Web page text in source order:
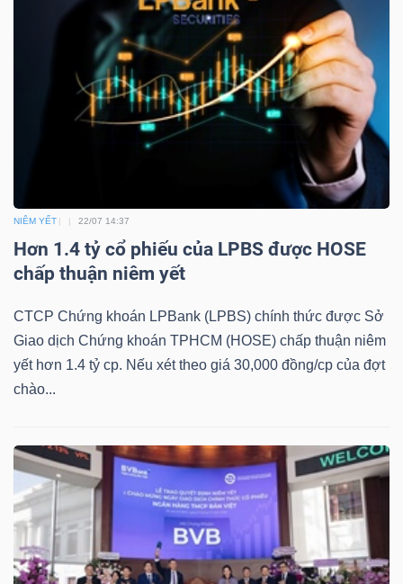
NIÊM YẾT 22/07 14:37
Hơn 1.4 tỷ cổ phiếu của LPBS được HOSE
chấp thuận niêm yết
CTCP Chứng khoán LPBank (LPBS) chính thức được Sở
Giao dịch Chứng khoán TPHCM (HOSE) chấp thuận niêm
yết hơn 1.4 tỷ cp. Nếu xét theo giá 30,000 đồng/cp của đợt
chào...
khoán
Tất cả Cổ phiếu Chỉ số
Lãnh
đạo
(-)
Tin
tức
(-)
Bài